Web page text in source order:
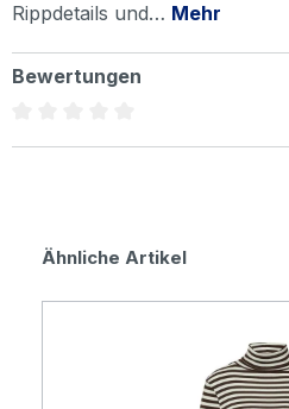
Rippdetails und… Mehr
Bewertungen
Produktgalerie überspringen
Ähnliche Artikel